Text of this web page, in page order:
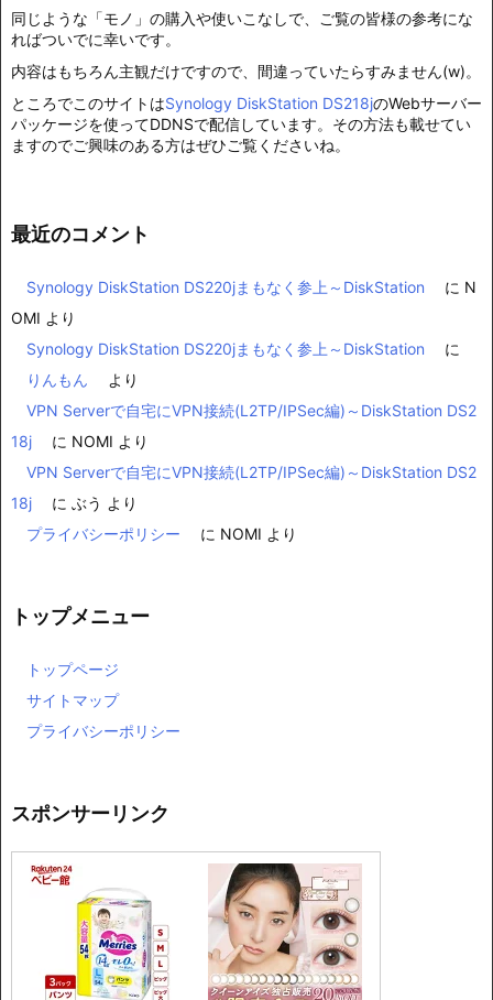
同じような「モノ」の購入や使いこなしで、ご覧の皆様の参考にな
ればついでに幸いです。
内容はもちろん主観だけですので、間違っていたらすみません(w)。
ところでこのサイトはSynology DiskStation DS218jのWebサーバー
パッケージを使ってDDNSで配信しています。その方法も載せてい
ますのでご興味のある方はぜひご覧くださいね。
最近のコメント
Synology DiskStation DS220jまもなく参上～DiskStation に N
OMI より
Synology DiskStation DS220jまもなく参上～DiskStation
に
りんもん
より
VPN Serverで自宅にVPN接続(L2TP/IPSec編)～DiskStation DS2
18j
に NOMI より
VPN Serverで自宅にVPN接続(L2TP/IPSec編)～DiskStation DS2
18j
に ぶう より
プライバシーポリシー
に NOMI より
トップメニュー
トップページ
サイトマップ
プライバシーポリシー
スポンサーリンク